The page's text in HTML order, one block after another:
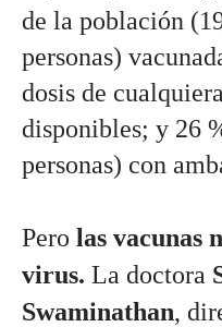
de la población
personas)
dosis de
disponibles; y 26
personas) con
Pero las vacunas
virus. La doctora
Swaminathan,